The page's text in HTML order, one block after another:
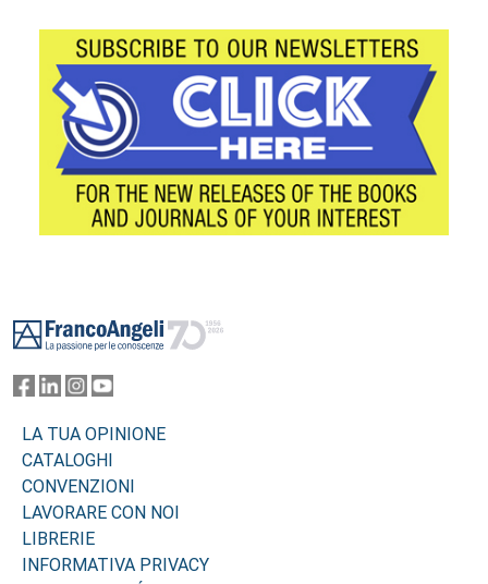
LA TUA OPINIONE
CATALOGHI
CONVENZIONI
LAVORARE CON NOI
LIBRERIE
INFORMATIVA PRIVACY